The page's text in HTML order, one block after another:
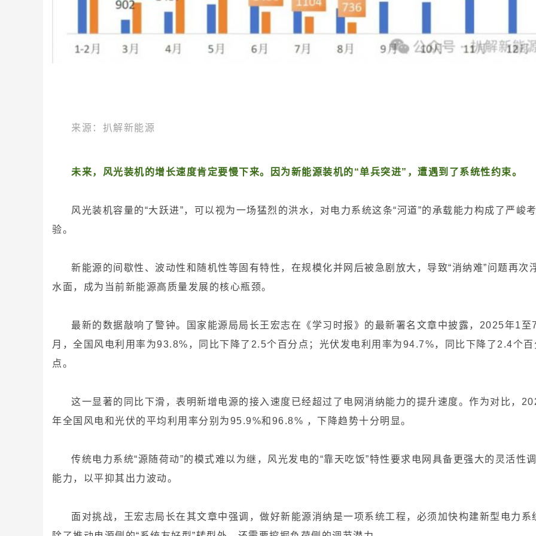
来源：扒解新能源
未来，风光装机的增长速度肯定要慢下来。因为新能源装机的“单兵突进”，遭遇到了系统性约束。
风光装机容量的“大跃进”，可以视为一场猛烈的洪水，对电力系统这条“河道”的承载能力构成了严峻
验。
新能源的间歇性、波动性和随机性等固有特性，在规模化并网后被急剧放大，导致“消纳难”问题再次
水面，成为当前新能源高质量发展的核心瓶颈。
最新的数据敲响了警钟。国家能源局局长王宏志在《学习时报》的最新署名文章中披露，2025年1至
月，全国风电利用率为93.8%，同比下降了2.5个百分点；光伏发电利用率为94.7%，同比下降了2.4个百
点。
这一显著的同比下滑，表明新增电源的接入速度已经超过了电网消纳能力的提升速度。作为对比，
年全国风电和光伏的平均利用率分别为95.9%和96.8% ，下降趋势十分明显。
传统电力系统“源随荷动”的模式难以为继，风光发电的“靠天吃饭”特性要求电网具备更强大的灵活性
能力，以平抑其出力波动。
面对挑战，王宏志局长在其文章中强调，做好新能源消纳是一项系统工程，必须加快构建新型电力系